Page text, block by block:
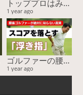
トッププロはみんなやっている！ 股関節ファーストスイングー『運動連鎖』に基づく股関節主導が最強を徹底解説
1 year ago
ゴルファーの腰痛、その隠れた原因とは？ゴルフがうまくならない本当の理由。
1 year ago